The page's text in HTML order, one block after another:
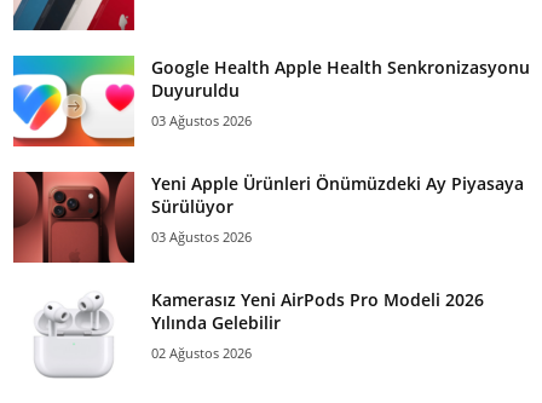
Google Health Apple Health Senkronizasyonu
Duyuruldu
03 Ağustos 2026
Yeni Apple Ürünleri Önümüzdeki Ay Piyasaya
Sürülüyor
03 Ağustos 2026
Kamerasız Yeni AirPods Pro Modeli 2026
Yılında Gelebilir
02 Ağustos 2026